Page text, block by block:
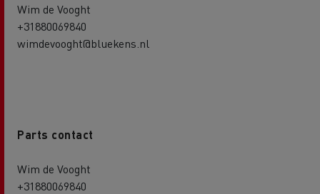
Wim de Vooght
+31880069840
wimdevooght@bluekens.nl
Parts contact
Wim de Vooght
+31880069840